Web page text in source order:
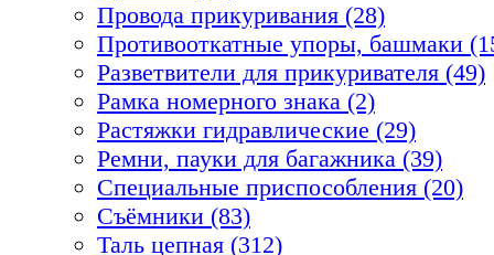
Провода прикуривания (28)
Противооткатные упоры, башмаки
Разветвители для прикуривателя (49)
Рамка номерного знака (2)
Растяжки гидравлические (29)
Ремни, пауки для багажника (39)
Специальные приспособления (20)
Съёмники (83)
Таль цепная (312)